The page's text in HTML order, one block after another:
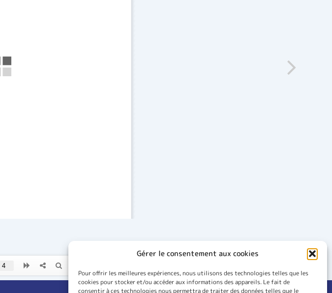
Gérer le consentement aux cookies
Pour offrir les meilleures expériences, nous utilisons des technologies telles que les
cookies pour stocker et/ou accéder aux informations des appareils. Le fait de
consentir à ces technologies nous permettra de traiter des données telles que le